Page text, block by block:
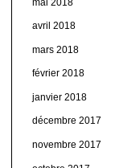
avril 2018
mars 2018
février 2018
janvier 2018
décembre 2017
novembre 2017